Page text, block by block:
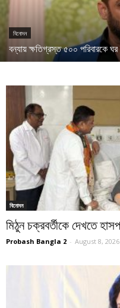
বিনোদন
বন্যায় ক্ষতিগ্রস্ত ৫০০ পরিবারকে
বিনোদন
মিঠুন চক্রবর্তীকে দেখতে
Probash Bangla 2 - August 8, 2026